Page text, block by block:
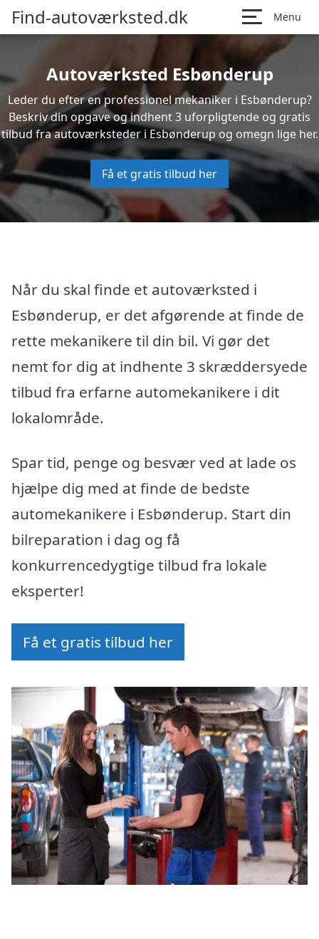
Find-autoværksted.dk Menu
Autoværksted Esbønderup
Leder du efter en professionel mekaniker i Esbønderup?
Beskriv din opgave og indhent 3 uforpligtende og gratis
tilbud fra autoværksteder i Esbønderup og omegn lige her.
Få et gratis tilbud her
Når du skal finde et autoværksted i
Esbønderup, er det afgørende at finde de
rette mekanikere til din bil. Vi gør det
nemt for dig at indhente 3 skræddersyede
tilbud fra erfarne automekanikere i dit
lokalområde.
Spar tid, penge og besvær ved at lade os
hjælpe dig med at finde de bedste
automekanikere i Esbønderup. Start din
bilreparation i dag og få
konkurrencedygtige tilbud fra lokale
eksperter!
Få et gratis tilbud her